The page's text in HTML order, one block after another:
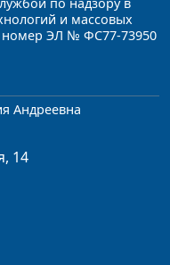
и массовых
номер ЭЛ № ФС77-73950
Андреевна
14